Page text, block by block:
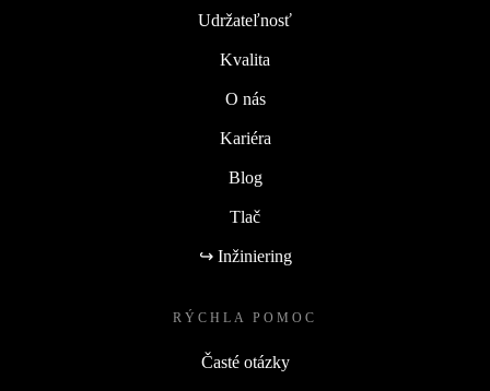
Udržateľnosť
Kvalita
O nás
Kariéra
Blog
Tlač
↪ Inžiniering
RÝCHLA POMOC
Časté otázky